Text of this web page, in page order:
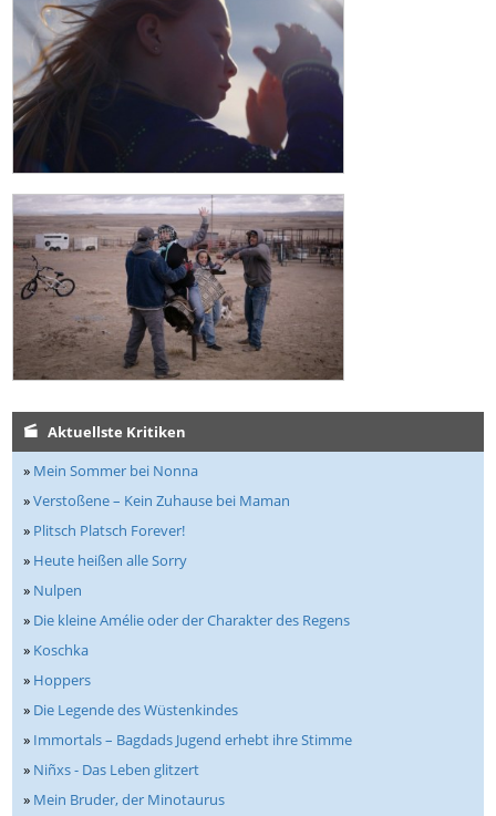
Aktuellste Kritiken
» Mein Sommer bei Nonna
»Verstoßene – Kein Zuhause bei Maman
» Plitsch Platsch Forever!
» Heute heißen alle Sorry
» Nulpen
» Die kleine Amélie oder der Charakter des Regens
» Koschka
» Hoppers
» Die Legende des Wüstenkindes
» Immortals – Bagdads Jugend erhebt ihre Stimme
» Niñxs - Das Leben glitzert
» Mein Bruder, der Minotaurus